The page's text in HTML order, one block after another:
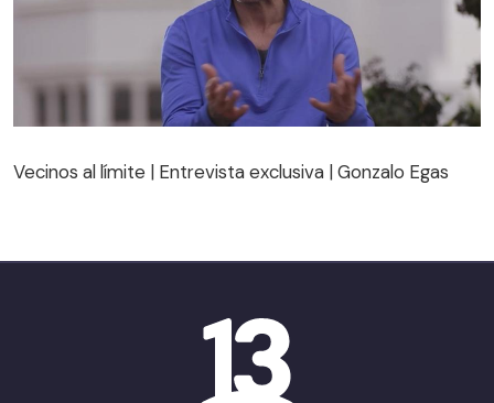
Vecinos al límite | Entrevista exclusiva | Gonzalo Egas